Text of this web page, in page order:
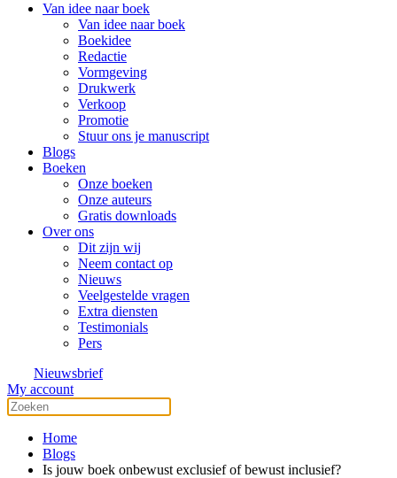
Van idee naar boek
Van idee naar boek
Boekidee
Redactie
Vormgeving
Drukwerk
Verkoop
Promotie
Stuur ons je manuscript
Blogs
Boeken
Onze boeken
Onze auteurs
Gratis downloads
Over ons
Dit zijn wij
Neem contact op
Nieuws
Veelgestelde vragen
Extra diensten
Testimonials
Pers
Nieuwsbrief
My account
Home
Blogs
Is jouw boek onbewust exclusief of bewust inclusief?